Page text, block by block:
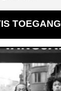
TOEGANG